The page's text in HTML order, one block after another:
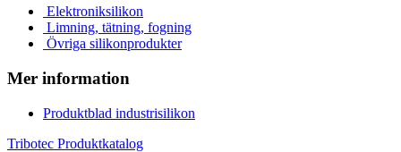
Elektroniksilikon
Limning, tätning, fogning
Övriga silikonprodukter
Mer information
Produktblad industrisilikon
Tribotec Produktkatalog